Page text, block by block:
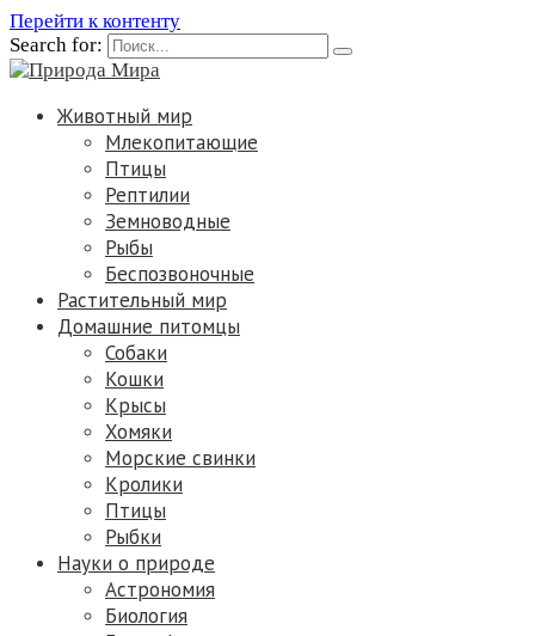
Перейти к контенту
Search for:
Животный мир
Млекопитающие
Птицы
Рептилии
Земноводные
Рыбы
Беспозвоночные
Растительный мир
Домашние питомцы
Собаки
Кошки
Крысы
Хомяки
Морские свинки
Кролики
Птицы
Рыбки
Науки о природе
Астрономия
Биология